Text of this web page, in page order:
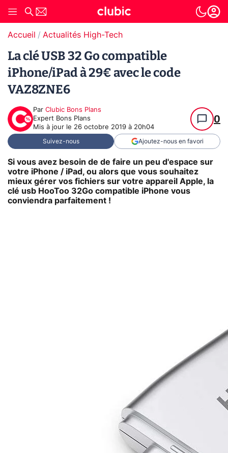
Accueil Actualités High-Tech
La clé USB 32 Go compatible
iPhone/iPad à 29€ avec le code
VAZ8ZNE6
Par Clubic Bons Plans
Expert Bons Plans
Mis à jour le 26 octobre 2019 à 20h04
0
Suivez-nous Ajoutez-nous en favori
Si vous avez besoin de de faire un peu d'espace sur
votre iPhone / iPad, ou alors que vous souhaitez
mieux gérer vos fichiers sur votre appareil Apple, la
clé usb HooToo 32Go compatible iPhone vous
conviendra parfaitement !